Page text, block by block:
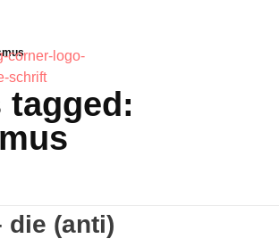
tagged:
die (anti)